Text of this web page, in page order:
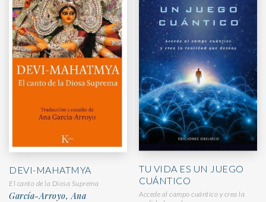
DEVI-MAHATMYA
El canto de la Diosa Suprema
García-Arroyo, Ana
TU VIDA ES UN JUEGO
CUÁNTICO
Accede al campo cuántico y crea la